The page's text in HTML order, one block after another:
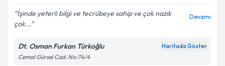
İşinde yeterli bilgi ve tecrübeye sahip ve çok nazik
çok...
Devamı
Dt. Osman Furkan Türkoğlu Haritada Göster
Cemal Gürsel Cad. No:74/4